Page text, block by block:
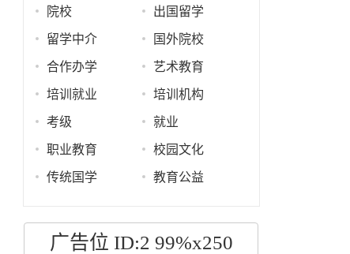
院校 出国留学
留学中介 国外院校
合作办学 艺术教育
培训就业 培训机构
考级 就业
职业教育 校园文化
传统国学 教育公益
广告位 ID:2 99%x250